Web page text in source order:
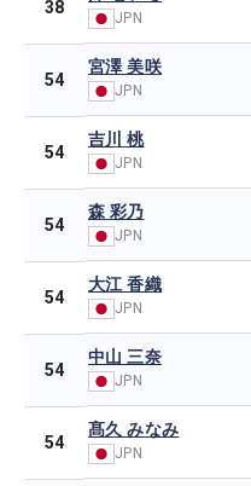
38
JPN
54
宮澤 美咲
JPN
54
吉川 桃
JPN
54
森 彩乃
JPN
54
大江 香織
JPN
54
中山 三奈
JPN
54
髙久 みなみ
JPN